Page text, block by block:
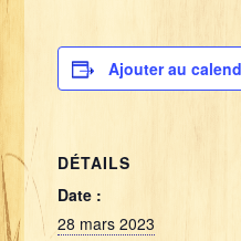
Ajouter au
DÉTAILS
Date :
28 mars 2023